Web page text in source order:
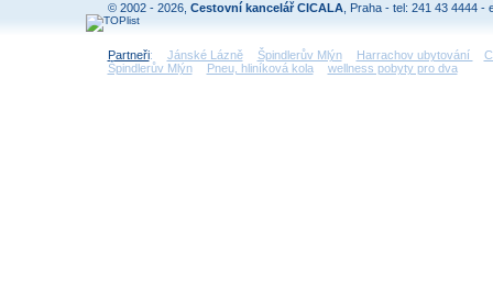
© 2002 - 2026, Cestovní kancelář CICALA , Praha - tel: 241 43 4444 -
Partneři: Jánské Lázně Špindlerův Mlýn Harrachov ubytování
Špindlerův Mlýn
Pneu, hliníková kola wellness pobyty pro dva